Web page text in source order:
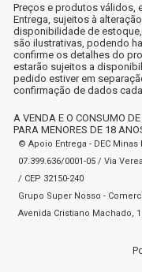
Preços e produtos válidos,
Entrega, sujeitos à
disponibilidade de
são ilustrativas, podendo
confirme os detalhes do
estarão sujeitos a
pedido estiver em
confirmação de dados
A VENDA E O CONSUMO
PARA MENORES DE 18
© Apoio Entrega - DEC
07.399.636/0001-05 / Via
/ CEP 32150-240
Grupo Super Nosso -
Avenida Cristiano Machado,